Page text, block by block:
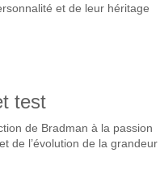
et de leur héritage
test
de Bradman à la passion
de l’évolution de la grandeur